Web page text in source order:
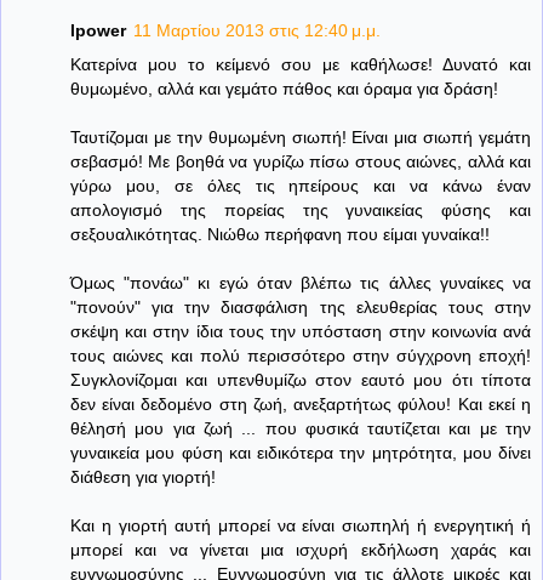
lpower 11 Μαρτίου 2013 στις 12:40 μ.μ.
Κατερίνα μου το κείμενό σου με καθήλωσε! Δυνατό και
θυμωμένο, αλλά και γεμάτο πάθος και όραμα για δράση!
Ταυτίζομαι με την θυμωμένη σιωπή! Είναι μια σιωπή γεμάτη
σεβασμό! Με βοηθά να γυρίζω πίσω στους αιώνες, αλλά και
γύρω μου, σε όλες τις ηπείρους και να κάνω έναν
απολογισμό της πορείας της γυναικείας φύσης και
σεξουαλικότητας. Νιώθω περήφανη που είμαι γυναίκα!!
Όμως "πονάω" κι εγώ όταν βλέπω τις άλλες γυναίκες να
"πονούν" για την διασφάλιση της ελευθερίας τους στην
σκέψη και στην ίδια τους την υπόσταση στην κοινωνία ανά
τους αιώνες και πολύ περισσότερο στην σύγχρονη εποχή!
Συγκλονίζομαι και υπενθυμίζω στον εαυτό μου ότι τίποτα
δεν είναι δεδομένο στη ζωή, ανεξαρτήτως φύλου! Και εκεί η
θέλησή μου για ζωή ... που φυσικά ταυτίζεται και με την
γυναικεία μου φύση και ειδικότερα την μητρότητα, μου δίνει
διάθεση για γιορτή!
Και η γιορτή αυτή μπορεί να είναι σιωπηλή ή ενεργητική ή
μπορεί και να γίνεται μια ισχυρή εκδήλωση χαράς και
ευγνωμοσύνης ... Ευγνωμοσύνη για τις άλλοτε μικρές και